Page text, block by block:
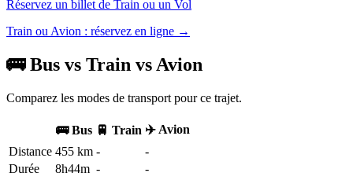
Réservez un billet de Train ou un Vol
Train ou Avion : réservez en ligne →
🚌 Bus vs Train vs Avion
Comparez les modes de transport pour ce trajet.
🚌 Bus 🚆 Train ✈️ Avion
Distance 455 km -
-
Durée
8h44m -
-